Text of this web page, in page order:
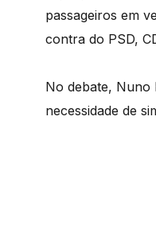
passageiros em
contra do PSD,
No debate, Nuno
necessidade de